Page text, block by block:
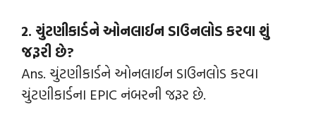
2. ચુંટણીકાર્ડને ઓનલાઈન ડાઉનલોડ કરવા શું
જરૂરી છે?
Ans. ચુંટણીકાર્ડને ઓનલાઈન ડાઉનલોડ કરવા
ચુંટણીકાર્ડના EPIC નંબરની જરૂર છે.